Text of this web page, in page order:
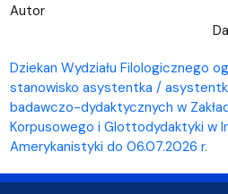
Autor
Dziekan Wydziału Filologicznego
stanowisko asystentka /
badawczo-dydaktycznych w
Korpusowego i Glottodydaktyki w
Amerykanistyki do 06.07.2026 r.